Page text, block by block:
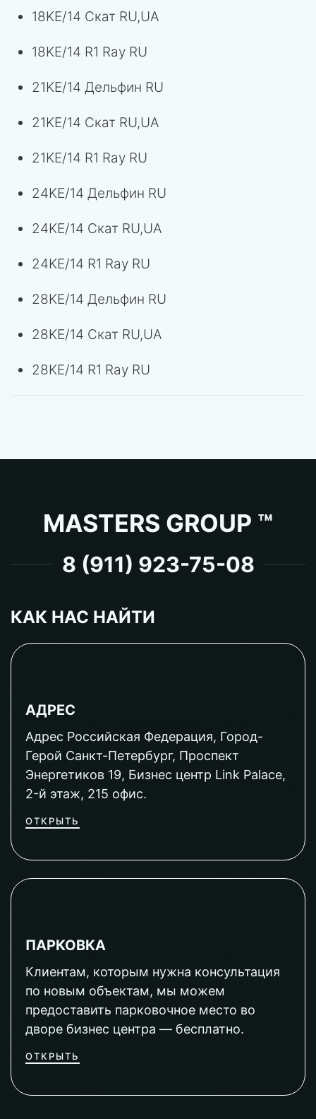
18KE/14 Скат RU,UA
18KE/14 R1 Ray RU
21KE/14 Дельфин RU
21KE/14 Скат RU,UA
21KE/14 R1 Ray RU
24KE/14 Дельфин RU
24KE/14 Скат RU,UA
24KE/14 R1 Ray RU
28KE/14 Дельфин RU
28KE/14 Скат RU,UA
28KE/14 R1 Ray RU
MASTERS GROUP ™
8 (911) 923-75-08
КАК НАС НАЙТИ
АДРЕС
Адрес Российская Федерация, Город-
Герой Санкт-Петербург, Проспект
Энергетиков 19, Бизнес центр Link Palace,
2-й этаж, 215 офис.
ОТКРЫТЬ
ПАРКОВКА
Клиентам, которым нужна консультация
по новым объектам, мы можем
предоставить парковочное место во
дворе бизнес центра — бесплатно.
ОТКРЫТЬ